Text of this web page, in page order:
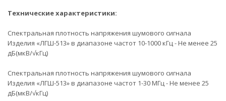
Технические характеристики:
Спектральная плотность напряжения шумового сигнала
Изделия «ЛГШ-513» в диапазоне частот 10-1000 кГц - Не менее 25
дБ(мкВ/√кГц)
Спектральная плотность напряжения шумового сигнала
Изделия «ЛГШ-513» в диапазоне частот 1-30 МГц - Не менее 25
дБ(мкВ/√кГц)